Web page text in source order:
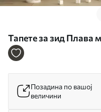
Тапете за зид Плава
животињама. Ознаке
Позадина по вашој
величини